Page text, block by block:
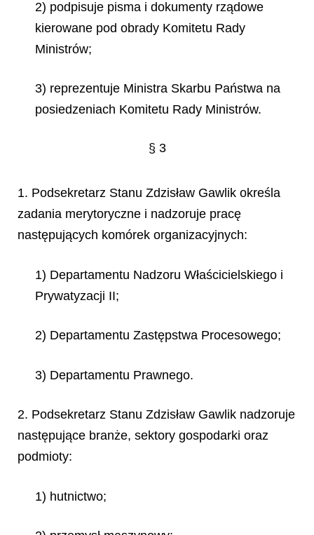
2) podpisuje pisma i dokumenty rządowe
kierowane pod obrady Komitetu Rady
Ministrów;
3) reprezentuje Ministra Skarbu Państwa na
posiedzeniach Komitetu Rady Ministrów.
§ 3
1. Podsekretarz Stanu Zdzisław Gawlik określa
zadania merytoryczne i nadzoruje pracę
następujących komórek organizacyjnych:
1) Departamentu Nadzoru Właścicielskiego i
Prywatyzacji II;
2) Departamentu Zastępstwa Procesowego;
3) Departamentu Prawnego.
2. Podsekretarz Stanu Zdzisław Gawlik nadzoruje
następujące branże, sektory gospodarki oraz
podmioty:
1) hutnictwo;